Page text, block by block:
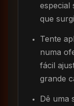
especial
que
Tente
numa
fácil
grande
Dê uma